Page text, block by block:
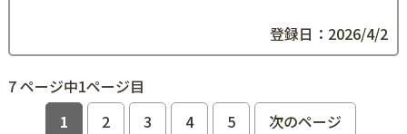
登録日：2026/4/2
7 ページ中1ページ目
1
2 3 4 5
次のページ